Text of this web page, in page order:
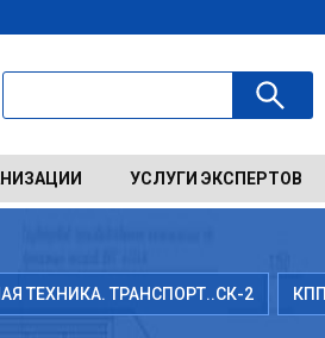
УСЛУГИ ЭКСПЕРТОВ
ТЕХНИКА. ТРАНСПОРТ..СК-2